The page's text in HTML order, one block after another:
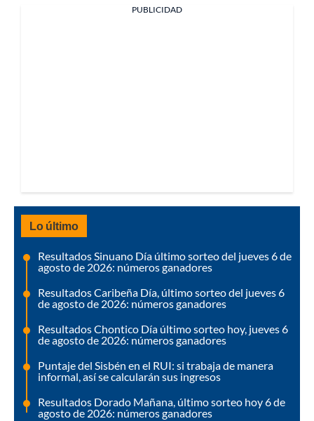
PUBLICIDAD
Lo último
Resultados Sinuano Día último sorteo del jueves 6 de
agosto de 2026: números ganadores
Resultados Caribeña Día, último sorteo del jueves 6
de agosto de 2026: números ganadores
Resultados Chontico Día último sorteo hoy, jueves 6
de agosto de 2026: números ganadores
Puntaje del Sisbén en el RUI: si trabaja de manera
informal, así se calcularán sus ingresos
Resultados Dorado Mañana, último sorteo hoy 6 de
agosto de 2026: números ganadores